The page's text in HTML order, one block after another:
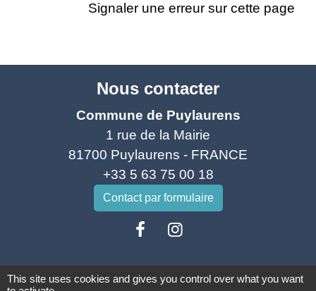
Signaler une erreur sur cette page
Nous contacter
Commune de Puylaurens
1 rue de la Mairie
81700 Puylaurens - FRANCE
+33 5 63 75 00 18
Contact par formulaire
This site uses cookies and gives you control over what you want